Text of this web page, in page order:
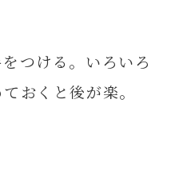
つける。いろいろ
おくと後が楽。